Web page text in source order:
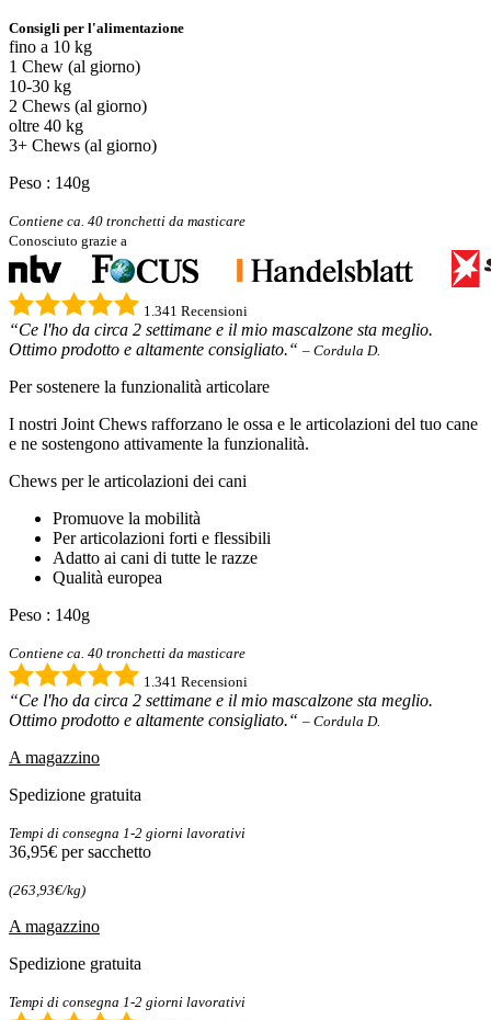
Consigli per l'alimentazione
fino a 10 kg
1 Chew (al giorno)
10-30 kg
2 Chews (al giorno)
oltre 40 kg
3+ Chews (al giorno)
Peso : 140g
Contiene ca. 40 tronchetti da masticare
Conosciuto grazie a
1.341 Recensioni
“Ce l'ho da circa 2 settimane e il mio mascalzone sta meglio.
Ottimo prodotto e altamente consigliato.“ – Cordula D.
Per sostenere la funzionalità articolare
I nostri Joint Chews rafforzano le ossa e le articolazioni del tuo cane
e ne sostengono attivamente la funzionalità.
Chews per le articolazioni dei cani
Promuove la mobilità
Per articolazioni forti e flessibili
Adatto ai cani di tutte le razze
Qualità europea
Peso : 140g
Contiene ca. 40 tronchetti da masticare
1.341 Recensioni
“Ce l'ho da circa 2 settimane e il mio mascalzone sta meglio.
Ottimo prodotto e altamente consigliato.“ – Cordula D.
A magazzino
Spedizione gratuita
Tempi di consegna 1-2 giorni lavorativi
36,95€ per sacchetto
(263,93€/kg)
A magazzino
Spedizione gratuita
Tempi di consegna 1-2 giorni lavorativi